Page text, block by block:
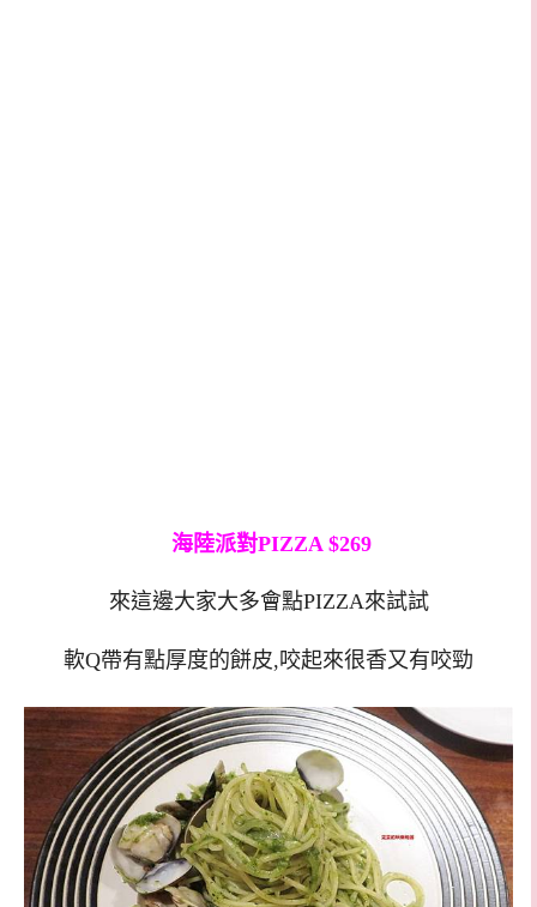
海陸派對PIZZA $269
來這邊大家大多會點PIZZA來試試
軟Q帶有點厚度的餅皮,咬起來很香又有咬勁